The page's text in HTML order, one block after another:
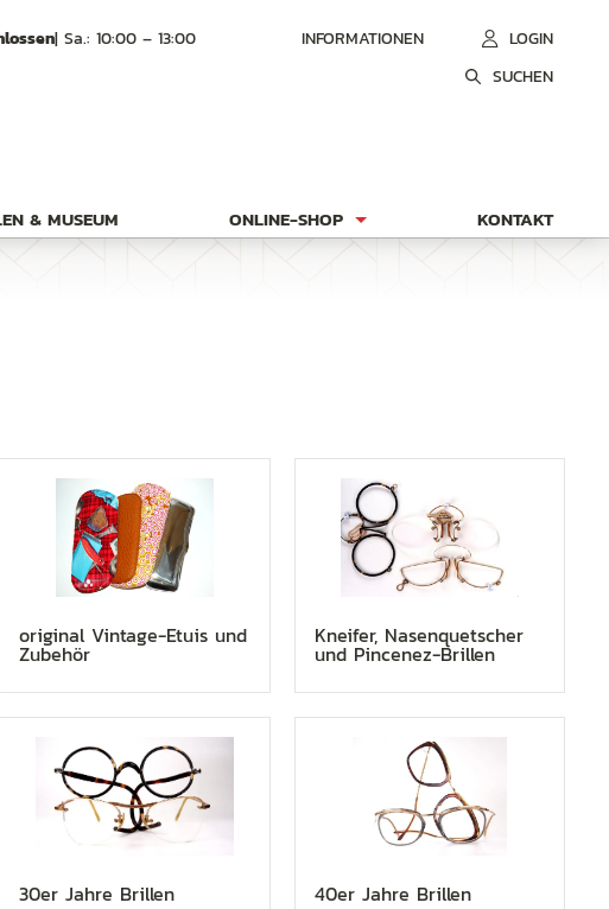
| Sa.: 10:00 – 13:00 INFORMATIONEN
LOGIN
SUCHEN
& MUSEUM ONLINE-SHOP KONTAKT
original Vintage-Etuis und
Zubehör
Kneifer, Nasenquetscher
und Pincenez-Brillen
30er Jahre Brillen 40er Jahre Brillen